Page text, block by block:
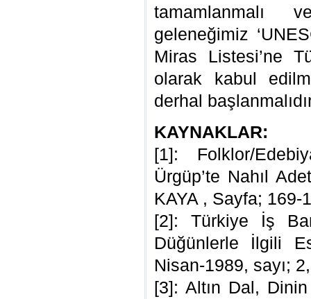
tamamlanmalı
geleneğimiz
Miras Listesi’ne
olarak kabul
derhal
KAYNAKLAR:
[1]: Folklor/
Ürgüp’te Nahıl
KAYA , Sayfa; 169-
[2]: Türkiye İş
Düğünlerle İlgili
Nisan-1989, sayı;
[3]: Altın Dal,